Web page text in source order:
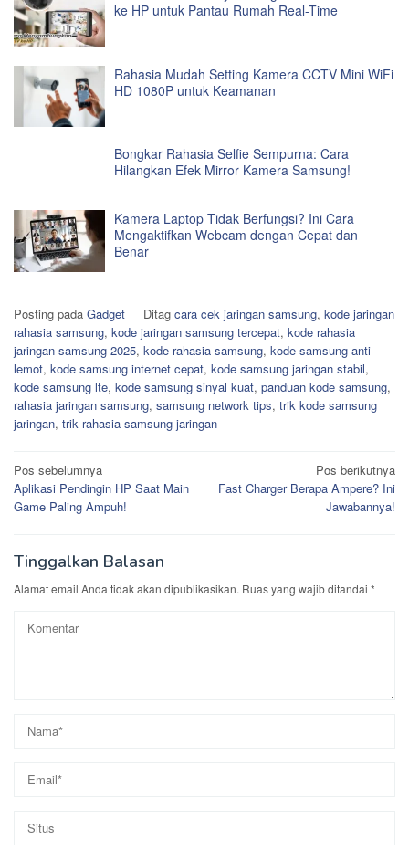
ke HP untuk Pantau Rumah Real-Time
Rahasia Mudah Setting Kamera CCTV Mini WiFi
HD 1080P untuk Keamanan
Bongkar Rahasia Selfie Sempurna: Cara
Hilangkan Efek Mirror Kamera Samsung!
Kamera Laptop Tidak Berfungsi? Ini Cara
Mengaktifkan Webcam dengan Cepat dan
Benar
Posting pada Gadget Ditag cara cek jaringan samsung, kode jaringan
rahasia samsung, kode jaringan samsung tercepat, kode rahasia
jaringan samsung 2025, kode rahasia samsung, kode samsung anti
lemot, kode samsung internet cepat, kode samsung jaringan stabil,
kode samsung lte, kode samsung sinyal kuat, panduan kode samsung,
rahasia jaringan samsung, samsung network tips, trik kode samsung
jaringan, trik rahasia samsung jaringan
Navigasi
pos
Pos sebelumnya
Aplikasi Pendingin HP Saat Main
Game Paling Ampuh!
Pos berikutnya
Fast Charger Berapa Ampere? Ini
Jawabannya!
Tinggalkan Balasan
Alamat email Anda tidak akan dipublikasikan. Ruas yang wajib ditandai *